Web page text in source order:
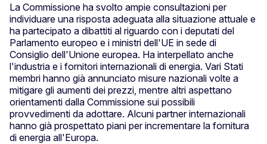
La Commissione ha svolto ampie consultazioni per
individuare una risposta adeguata alla situazione attuale e
ha partecipato a dibattiti al riguardo con i deputati del
Parlamento europeo e i ministri dell'UE in sede di
Consiglio dell'Unione europea. Ha interpellato anche
l'industria e i fornitori internazionali di energia. Vari Stati
membri hanno già annunciato misure nazionali volte a
mitigare gli aumenti dei prezzi, mentre altri aspettano
orientamenti dalla Commissione sui possibili
provvedimenti da adottare. Alcuni partner internazionali
hanno già prospettato piani per incrementare la fornitura
di energia all'Europa.